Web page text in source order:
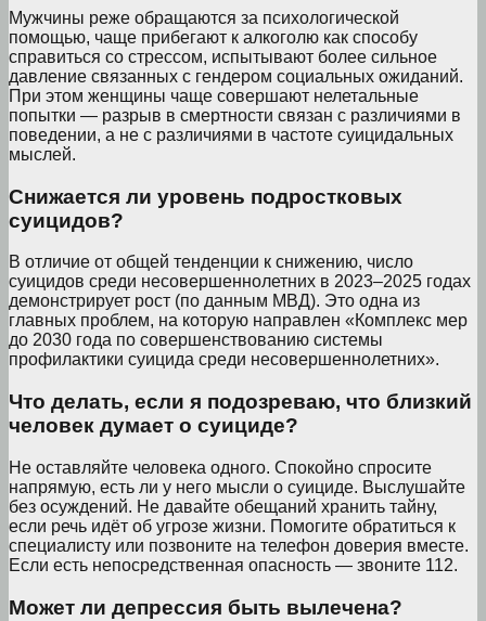
Мужчины реже обращаются за психологической
помощью, чаще прибегают к алкоголю как способу
справиться со стрессом, испытывают более сильное
давление связанных с гендером социальных ожиданий.
При этом женщины чаще совершают нелетальные
попытки — разрыв в смертности связан с различиями в
поведении, а не с различиями в частоте суицидальных
мыслей.
Снижается ли уровень подростковых
суицидов?
В отличие от общей тенденции к снижению, число
суицидов среди несовершеннолетних в 2023–2025 годах
демонстрирует рост (по данным МВД). Это одна из
главных проблем, на которую направлен «Комплекс мер
до 2030 года по совершенствованию системы
профилактики суицида среди несовершеннолетних».
Что делать, если я подозреваю, что близкий
человек думает о суициде?
Не оставляйте человека одного. Спокойно спросите
напрямую, есть ли у него мысли о суициде. Выслушайте
без осуждений. Не давайте обещаний хранить тайну,
если речь идёт об угрозе жизни. Помогите обратиться к
специалисту или позвоните на телефон доверия вместе.
Если есть непосредственная опасность — звоните 112.
Может ли депрессия быть вылечена?